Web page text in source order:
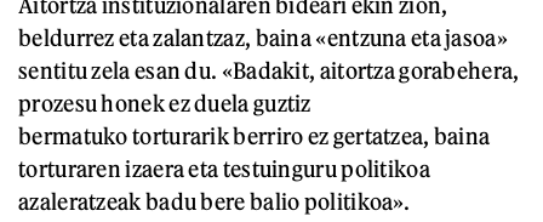
beldurrez eta zalantzaz, baina «entzuna eta jasoa»
sentitu zela esan du. «Badakit, aitortza gorabehera,
prozesu honek ez duela guztiz
bermatuko torturarik berriro ez gertatzea, baina
torturaren izaera eta testuinguru politikoa
azaleratzeak badu bere balio politikoa».